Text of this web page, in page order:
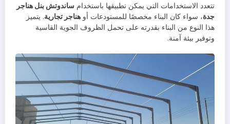
تتعدد الاستخدامات التي يمكن تطبيقها باستخدام ساندوتش بنل هناجر
جدة، سواء كان البناء مخصصًا للمستودعات أو هناجر تجارية. يتميز
هذا النوع من البناء بقدرته على تحمل الظروف الجوية القاسية
وتوفير بيئة آمنة.